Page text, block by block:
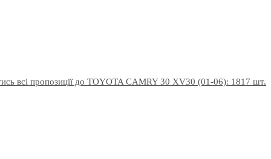
всі пропозиції до TOYOTA CAMRY 30 XV30 (01-06): 1817 шт.